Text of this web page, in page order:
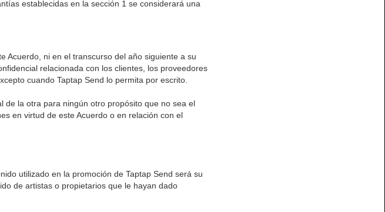
establecidas en la sección 1 se considerará una
Acuerdo, ni en el transcurso del año siguiente a su
relacionada con los clientes, los proveedores
cuando Taptap Send lo permita por escrito.
de la otra para ningún otro propósito que no sea el
en virtud de este Acuerdo o en relación con el
utilizado en la promoción de Taptap Send será su
de artistas o propietarios que le hayan dado